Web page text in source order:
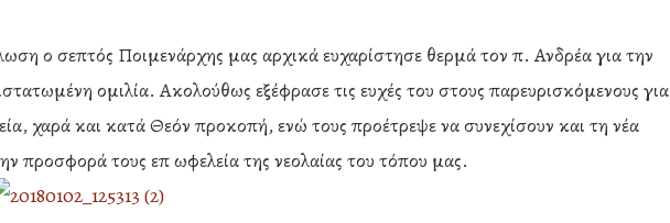
to close
ο σεπτός Ποιμενάρχης μας αρχικά ευχαρίστησε θερμά τον π. Ανδρέα για την
ομιλία. Ακολούθως εξέφρασε τις ευχές του στους παρευρισκόμενους για
χαρά και κατά Θεόν προκοπή, ενώ τους προέτρεψε να συνεχίσουν και τη νέα
προσφορά τους επ ωφελεία της νεολαίας του τόπου μας.